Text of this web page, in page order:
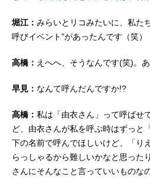
堀江： みらいとリコみたいに、私た
呼びイベント"があったんです（笑）
高橋： えへへ、そうなんです(笑)。
早見： なんて呼んだんですか!?
高橋： 私は「由衣さん」って呼ばせ
ど、由衣さんが私を呼ぶ時はずっと
下の名前で呼んでほしいけど、「り
らっしゃるから難しいかなと思った
さんにそんなこと言っていいものな